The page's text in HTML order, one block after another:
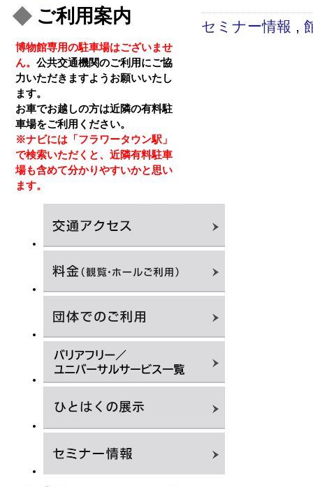
ご利用案内
博物館専用の駐車場はございませ
ん。 公共交通機関のご利用にご協
力いただきますようお願いいたし
ます。
お車でお越しの方は近隣の有料駐
車場をご利用ください。
※ナビには「フラワータウン駅」
で検索いただくと、近隣有料駐車
場も含めて分かりやすいかと思い
ます。
セミナー情報 ,